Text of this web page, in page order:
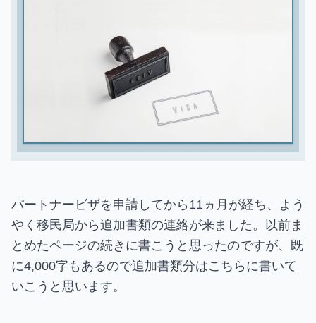
パートナービザを申請してから11ヵ月が経ち、よう
やく移民局から追加書類の連絡が来ました。以前ま
とめたページの続きに書こうと思ったのですが、既
に4,000字もあるので追加書類分はこちらに書いて
いこうと思います。